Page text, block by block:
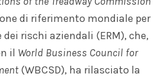
di riferimento mondiale per
rischi aziendali (ERM), che,
il World Business Council for
(WBCSD), ha rilasciato la